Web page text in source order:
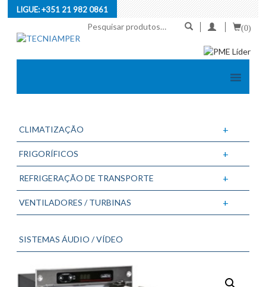
LIGUE:+351 21 982 0861
Pesquisar
(0)
CLIMATIZAÇÃO +
FRIGORÍFICOS +
REFRIGERAÇÃO DE TRANSPORTE +
VENTILADORES / TURBINAS +
SISTEMAS ÁUDIO / VÍDEO